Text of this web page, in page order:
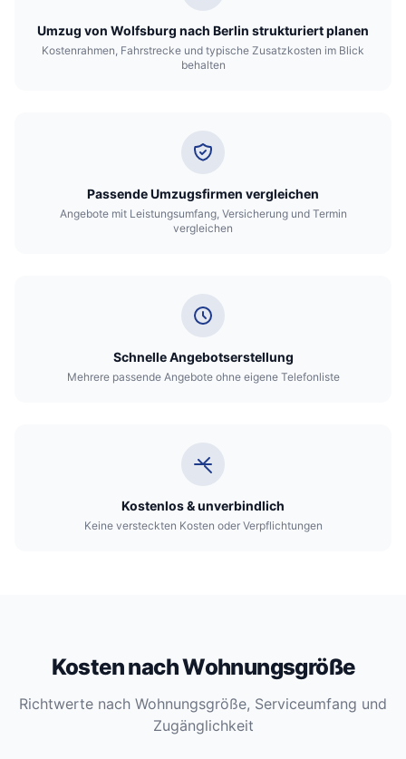
Umzug von Wolfsburg nach Berlin strukturiert planen
Kostenrahmen, Fahrstrecke und typische Zusatzkosten im Blick
behalten
Passende Umzugsfirmen vergleichen
Angebote mit Leistungsumfang, Versicherung und Termin
vergleichen
Schnelle Angebotserstellung
Mehrere passende Angebote ohne eigene Telefonliste
Kostenlos & unverbindlich
Keine versteckten Kosten oder Verpflichtungen
Kosten nach Wohnungsgröße
Richtwerte nach Wohnungsgröße, Serviceumfang und
Zugänglichkeit